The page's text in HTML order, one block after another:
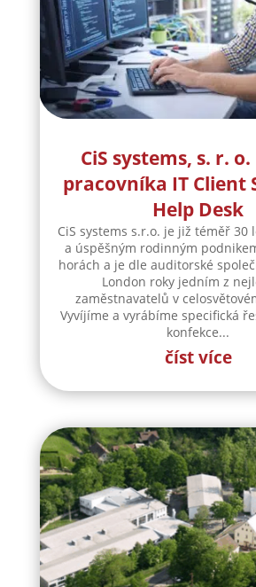
CiS systems, s. r.
pracovníka IT Client
Help Desk
CiS systems s.r.o. je již téměř 30
a úspěšným rodinným
horách a je dle auditorské
London roky jedním z
zaměstnavatelů v
Vyvíjíme a vyrábíme specifická
konfekce...
číst více